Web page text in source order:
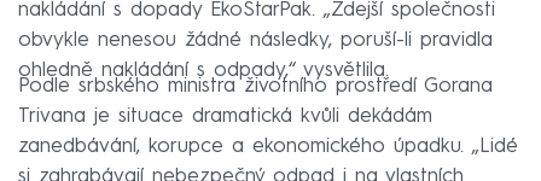
nakládání s dopady EkoStarPak. „Zdejší společnosti
obvykle nenesou žádné následky, poruší-li pravidla
ohledně nakládání s odpady,“ vysvětlila.
Podle srbského ministra životního prostředí Gorana
Trivana je situace dramatická kvůli dekádám
zanedbávání, korupce a ekonomického úpadku. „Lidé